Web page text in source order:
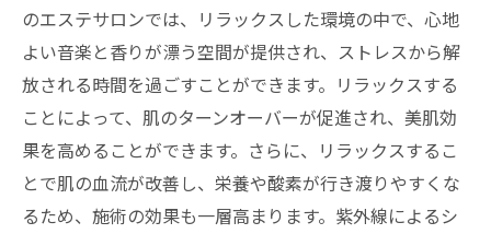
のエステサロンでは、リラックスした環境の中で、心地
よい音楽と香りが漂う空間が提供され、ストレスから解
放される時間を過ごすことができます。リラックスする
ことによって、肌のターンオーバーが促進され、美肌効
果を高めることができます。さらに、リラックスするこ
とで肌の血流が改善し、栄養や酸素が行き渡りやすくな
るため、施術の効果も一層高まります。紫外線によるシ